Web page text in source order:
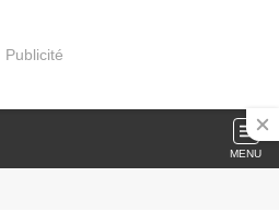
Publicité
MENU